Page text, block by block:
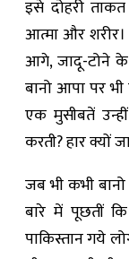
इसे दोहरी
आत्मा और शरीर।
आगे, जादू-टोने
बानो आपा पर
एक मुसीबतें
करती? हार क्यों
जब भी कभी
बारे में पूछतीं
पाकिस्तान गये